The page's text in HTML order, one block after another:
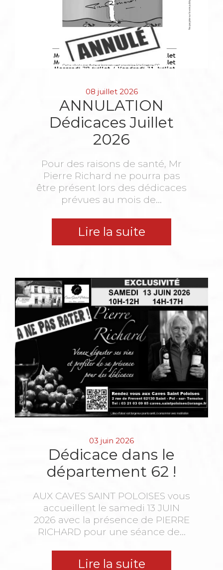
08 juillet 2026
ANNULATION
Dédicaces Juillet
2026
Pour des raisons de santé, Mr
Pierre Richard ne pourra pas
être présent lors des dédicaces
prévues au mois de...
Lire la suite
03 juin 2026
Dédicace dans le
département 62 !
AUX CAVES SAINT POLOISES vous
accueillent le samedi 13 JUIN
2026 avec la présence de PIERRE
RICHARD pour une séance de...
Lire la suite